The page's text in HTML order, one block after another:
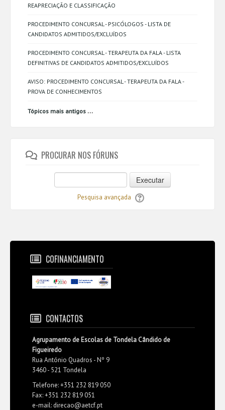
REAPRECIAÇÃO E CLASSIFICAÇÃO
PROCEDIMENTO CONCURSAL - PSICÓLOGOS - LISTA DE
CANDIDATOS ADMITIDOS/EXCLUÍDOS
PROCEDIMENTO CONCURSAL - TERAPEUTA DA FALA - LISTA
DEFINITIVAS DE CANDIDATOS ADMITIDOS/EXCLUÍDOS
AVISO: PROCEDIMENTO CONCURSAL - TERAPEUTA DA FALA -
PROVA DE CONHECIMENTOS
Tópicos mais antigos ...
PROCURAR NOS FÓRUNS
Executar
Pesquisa avançada
COFINANCIAMENTO
CONTACTOS
Agrupamento de Escolas de Tondela Cândido de
Figueiredo
Rua António Quadros - Nº 9
3460 - 521 Tondela
Telefone: +351 232 819 050
Fax: +351 232 819 051
e-mail: direcao@aetcf.pt